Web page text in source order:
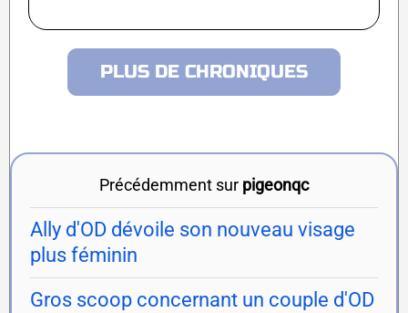
PLUS DE CHRONIQUES
Précédemment sur pigeonqc
Ally d'OD dévoile son nouveau visage
plus féminin
Gros scoop concernant un couple d'OD